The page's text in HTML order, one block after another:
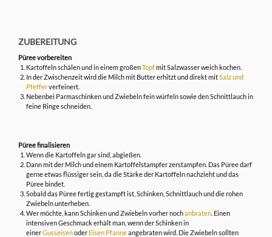
ZUBEREITUNG
Püree vorbereiten
Kartoffeln schälen und in einem großenTopfmit Salzwasser weich kochen.
In der Zwischenzeit wird die Milch mit Butter erhitzt und direkt mitSalz und
Pfefferverfeinert.
Nebenbei Parmaschinken und Zwiebeln fein würfeln sowie den Schnittlauch in
feine Ringe schneiden.
Püree finalisieren
Wenn die Kartoffeln gar sind, abgießen.
Dann mit der Milch und einem Kartoffelstampfer zerstampfen. Das Püree darf
gerne etwas flüssiger sein, da die Stärke der Kartoffeln nachzieht und das
Püree bindet.
Sobald das Püree fertig gestampft ist, Schinken, Schnittlauch und die rohen
Zwiebeln unterheben.
Wer möchte, kann Schinken und Zwiebeln vorher nochanbraten. Einen
intensiven Geschmack erhält man, wenn der Schinken in
einerGusseisenoder Eisen Pfanneangebraten wird. Die Zwiebeln sollten